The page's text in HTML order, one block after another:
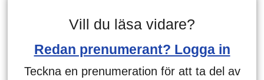
Vill du läsa vidare?
Redan prenumerant? Logga in
Teckna en prenumeration för att ta del av